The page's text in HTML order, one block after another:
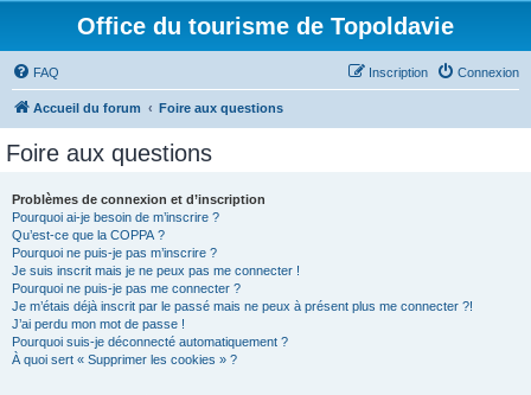
Office du tourisme de Topoldavie
FAQ Connexion
Inscription
Accueil du forum Foire aux questions
Foire aux questions
Problèmes de connexion et d’inscription
Pourquoi ai-je besoin de m’inscrire ?
Qu’est-ce que la COPPA ?
Pourquoi ne puis-je pas m’inscrire ?
Je suis inscrit mais je ne peux pas me connecter !
Pourquoi ne puis-je pas me connecter ?
Je m’étais déjà inscrit par le passé mais ne peux à présent plus me connecter ?!
J’ai perdu mon mot de passe !
Pourquoi suis-je déconnecté automatiquement ?
À quoi sert « Supprimer les cookies » ?